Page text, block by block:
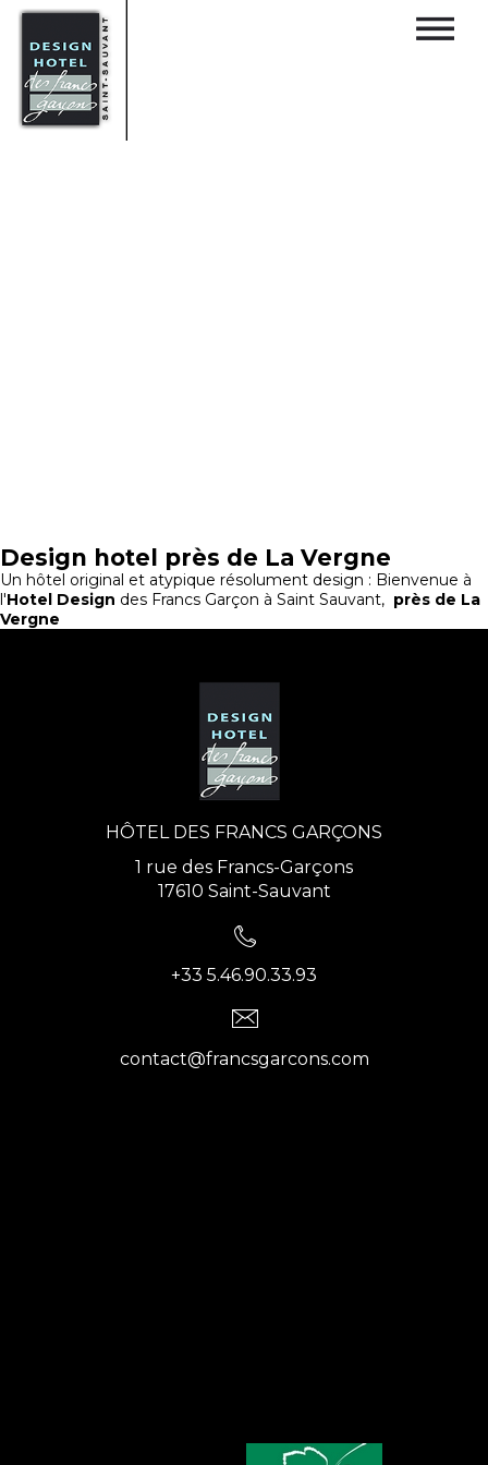
Design hotel près de La Vergne
Un hôtel original et atypique résolument design : Bienvenue à
l'Hotel Design des Francs Garçon à Saint Sauvant, près de La
Vergne
HÔTEL DES FRANCS GARÇONS
1 rue des Francs-Garçons
17610 Saint-Sauvant
+33 5.46.90.33.93
contact@francsgarcons.com